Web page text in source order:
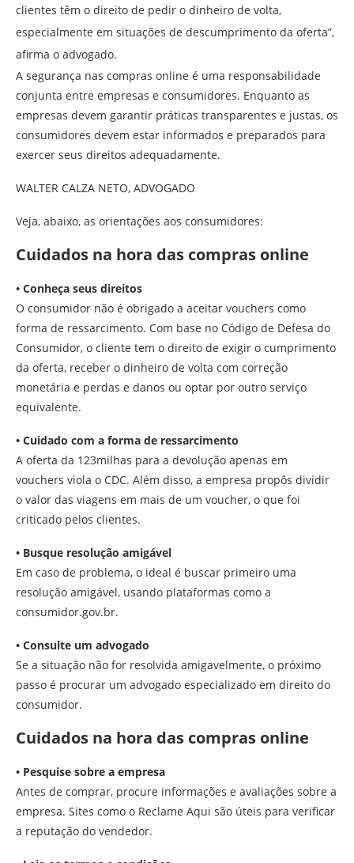
clientes têm o direito de pedir o dinheiro de volta,
especialmente em situações de descumprimento da oferta”,
afirma o advogado.
A segurança nas compras online é uma responsabilidade
conjunta entre empresas e consumidores. Enquanto as
empresas devem garantir práticas transparentes e justas, os
consumidores devem estar informados e preparados para
exercer seus direitos adequadamente.
WALTER CALZA NETO, ADVOGADO
Veja, abaixo, as orientações aos consumidores:
Cuidados na hora das compras online
• Conheça seus direitos
O consumidor não é obrigado a aceitar vouchers como
forma de ressarcimento. Com base no Código de Defesa do
Consumidor, o cliente tem o direito de exigir o cumprimento
da oferta, receber o dinheiro de volta com correção
monetária e perdas e danos ou optar por outro serviço
equivalente.
• Cuidado com a forma de ressarcimento
A oferta da 123milhas para a devolução apenas em
vouchers viola o CDC. Além disso, a empresa propôs dividir
o valor das viagens em mais de um voucher, o que foi
criticado pelos clientes.
• Busque resolução amigável
Em caso de problema, o ideal é buscar primeiro uma
resolução amigável, usando plataformas como a
consumidor.gov.br.
• Consulte um advogado
Se a situação não for resolvida amigavelmente, o próximo
passo é procurar um advogado especializado em direito do
consumidor.
Cuidados na hora das compras online
• Pesquise sobre a empresa
Antes de comprar, procure informações e avaliações sobre a
empresa. Sites como o Reclame Aqui são úteis para verificar
a reputação do vendedor.